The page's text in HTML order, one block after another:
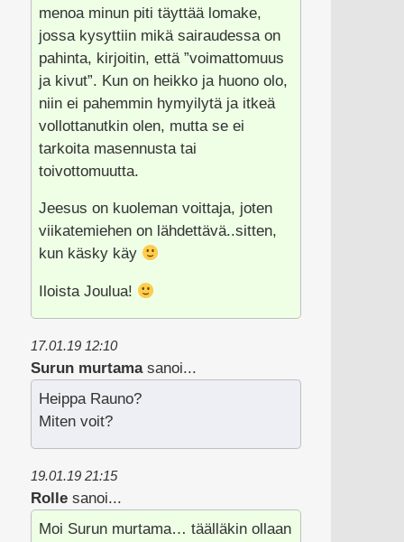
menoa minun piti täyttää lomake,
jossa kysyttiin mikä sairaudessa on
pahinta, kirjoitin, että ”voimattomuus
ja kivut”. Kun on heikko ja huono olo,
niin ei pahemmin hymyilytä ja itkeä
vollottanutkin olen, mutta se ei
tarkoita masennusta tai
toivottomuutta.
Jeesus on kuoleman voittaja, joten
viikatemiehen on lähdettävä..sitten,
kun käsky käy
Iloista Joulua!
17.01.19 12:10
Surun murtamasanoi...
Heippa Rauno?
Miten voit?
19.01.19 21:15
Rollesanoi...
Moi Surun murtama… täälläkin ollaan